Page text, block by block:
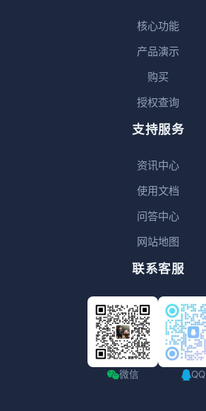
核心功能
产品演示
购买
授权查询
支持服务
资讯中心
使用文档
问答中心
网站地图
联系客服
微信 QQ